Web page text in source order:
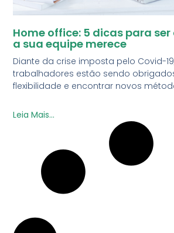
Home office: 5 dicas para
a sua equipe merece
Diante da crise imposta pelo Covid-
trabalhadores estão sendo
flexibilidade e encontrar novos
Leia Mais...